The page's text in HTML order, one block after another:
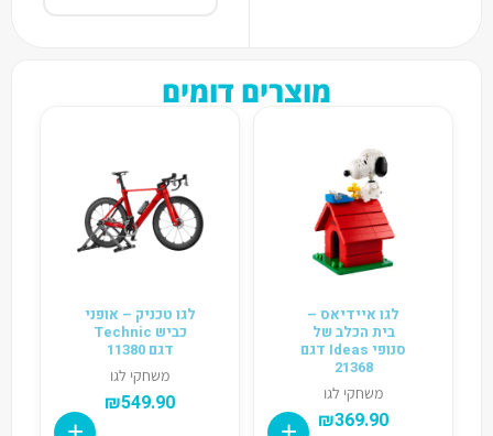
מוצרים דומים
לגו איידיאס –
בית הכלב של
סנופי Ideas דגם
21368
משחקי לגו
₪369.90
לגו טכניק – אופני
כביש Technic
דגם 11380
משחקי לגו
₪549.90